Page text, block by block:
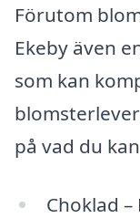
Förutom
Ekeby även
som kan
på vad du
Choklad –